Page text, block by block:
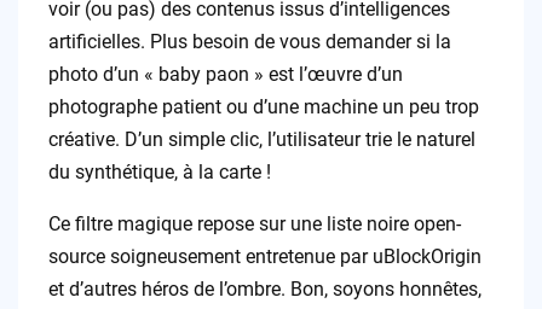
voir (ou pas) des contenus issus d’intelligences
artificielles. Plus besoin de vous demander si la
photo d’un « baby paon » est l’œuvre d’un
photographe patient ou d’une machine un peu trop
créative. D’un simple clic, l’utilisateur trie le naturel
du synthétique, à la carte !
Ce filtre magique repose sur une liste noire open-
source soigneusement entretenue par uBlockOrigin
et d’autres héros de l’ombre. Bon, soyons honnêtes,